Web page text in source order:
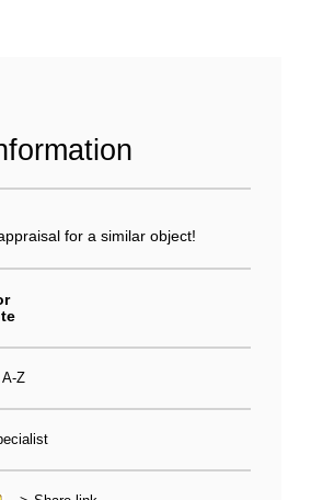
for a similar object!
Z